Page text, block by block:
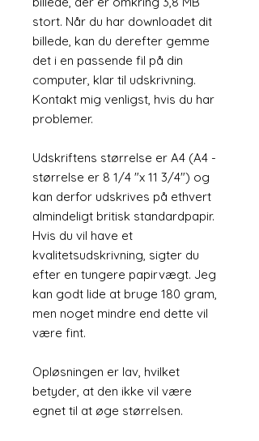
stort. Når du har downloadet dit
billede, kan du derefter gemme
det i en passende fil på din
computer, klar til udskrivning.
Kontakt mig venligst, hvis du har
problemer.
Udskriftens størrelse er A4 (A4 -
størrelse er 8 1/4 "x 11 3/4") og
kan derfor udskrives på ethvert
almindeligt britisk standardpapir.
Hvis du vil have et
kvalitetsudskrivning, sigter du
efter en tungere papirvægt. Jeg
kan godt lide at bruge 180 gram,
men noget mindre end dette vil
være fint.
Opløsningen er lav, hvilket
betyder, at den ikke vil være
egnet til at øge størrelsen.